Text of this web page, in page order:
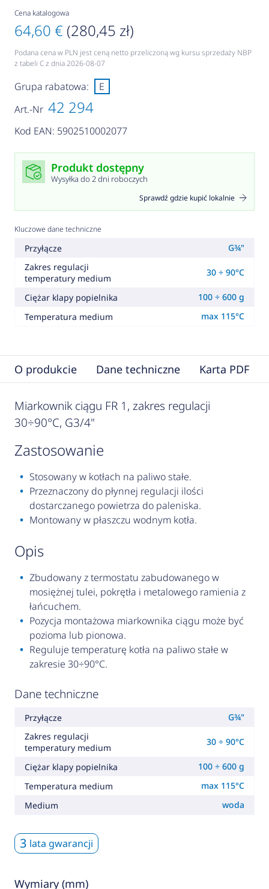
Cena katalogowa
64,60 € (280,45 zł)
Podana cena w PLN jest ceną netto przeliczoną wg kursu sprzedaży NBP
z tabeli C z dnia 2026-08-07
Art.-Nr 42 294
Kod EAN: 5902510002077
Grupa rabatowa: E
Produkt dostępny
Wysyłka do 2 dni roboczych
Sprawdź gdzie kupić lokalnie
Kluczowe dane techniczne
Przyłącze
G¾"
Zakres regulacji
temperatury medium
30 ÷ 90°C
Ciężar klapy popielnika
100 ÷ 600 g
Temperatura medium
max 115°C
O produkcie Dane techniczne Karta PDF
Miarkownik ciągu FR 1, zakres regulacji
30÷90°C, G3/4"
zastosowanie
Stosowany w kotłach na paliwo stałe.
Przeznaczony do płynnej regulacji ilości
dostarczanego powietrza do paleniska.
Montowany w płaszczu wodnym kotła.
opis
Zbudowany z termostatu zabudowanego w
mosiężnej tulei, pokrętła i metalowego ramienia z
łańcuchem.
Pozycja montażowa miarkownika ciągu może być
pozioma lub pionowa.
Reguluje temperaturę kotła na paliwo stałe w
zakresie 30÷90°C.
Dane techniczne
Przyłącze
G¾"
Zakres regulacji
temperatury medium
30 ÷ 90°C
Ciężar klapy popielnika
100 ÷ 600 g
Temperatura medium
max 115°C
Medium
woda
3 lata gwarancji
Wymiary (mm)